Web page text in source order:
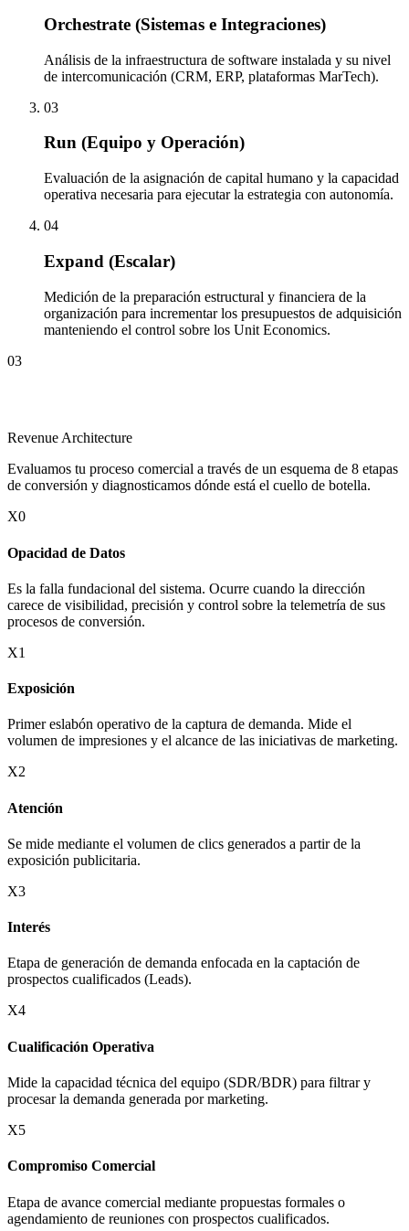
Orchestrate (Sistemas e Integraciones)
Análisis de la infraestructura de software instalada y su nivel
de intercomunicación (CRM, ERP, plataformas MarTech).
03
Run (Equipo y Operación)
Evaluación de la asignación de capital humano y la capacidad
operativa necesaria para ejecutar la estrategia con autonomía.
04
Expand (Escalar)
Medición de la preparación estructural y financiera de la
organización para incrementar los presupuestos de adquisición
manteniendo el control sobre los Unit Economics.
03
Revenue Architecture
Evaluamos tu proceso comercial a través de un esquema de 8 etapas
de conversión y diagnosticamos dónde está el cuello de botella.
X0
Opacidad de Datos
Es la falla fundacional del sistema. Ocurre cuando la dirección
carece de visibilidad, precisión y control sobre la telemetría de sus
procesos de conversión.
X1
Exposición
Primer eslabón operativo de la captura de demanda. Mide el
volumen de impresiones y el alcance de las iniciativas de marketing.
X2
Atención
Se mide mediante el volumen de clics generados a partir de la
exposición publicitaria.
X3
Interés
Etapa de generación de demanda enfocada en la captación de
prospectos cualificados (Leads).
X4
Cualificación Operativa
Mide la capacidad técnica del equipo (SDR/BDR) para filtrar y
procesar la demanda generada por marketing.
X5
Compromiso Comercial
Etapa de avance comercial mediante propuestas formales o
agendamiento de reuniones con prospectos cualificados.